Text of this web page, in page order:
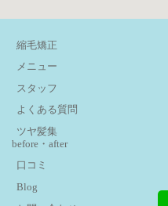
縮毛矯正
メニュー
スタッフ
よくある質問
ツヤ髪集
before・after
口コミ
Blog